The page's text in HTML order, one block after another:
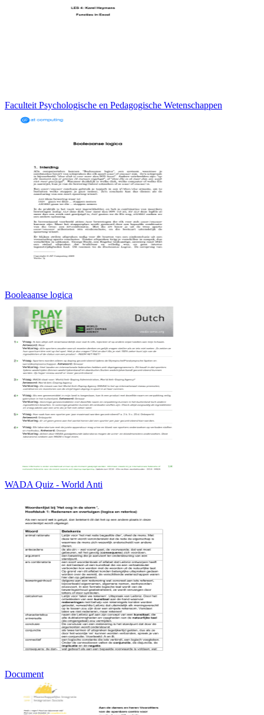
Faculteit Psychologische en Pedagogische Wetenschappen
Booleaanse logica
WADA Quiz - World Anti
Document